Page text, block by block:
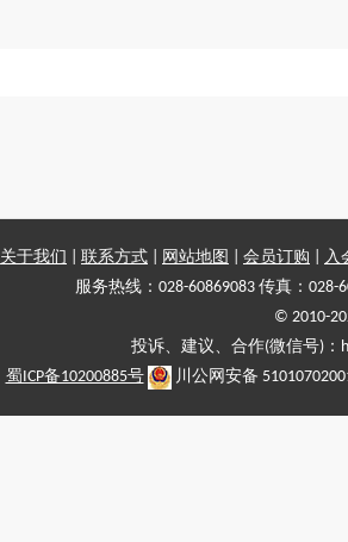
关于我们 联系方式 网站地图 会员订购
入
服务热线：028-60869083 传真：028-
© 2010-
投诉、建议、合作(微信号)
蜀ICP备10200885号
川公网安备